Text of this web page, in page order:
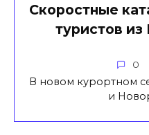
Скоростные
туристов
0
В новом курортном
и